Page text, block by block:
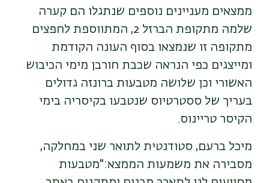
ממצאים מעניינים נוספים שנתגלו הם קערה
שלמה מתקופת הברזל 2, המתווספת לחפצים
מתקופה זו שנמצאו בסוף העונה הקודמת
ומייצגים כפי הנראה שכבת חורבן מימי הכיבוש
האשורי וכן שלושה מטבעות ברונזה גדולים
בעריך של ססטרטיוס שנטבעו בקיסריה בימי
הקיסר טריינוס.
מיכל ברעם, סטודנטית לתואר שני במחלקה,
מסבירה את משמעות הממצא:"מטבעות